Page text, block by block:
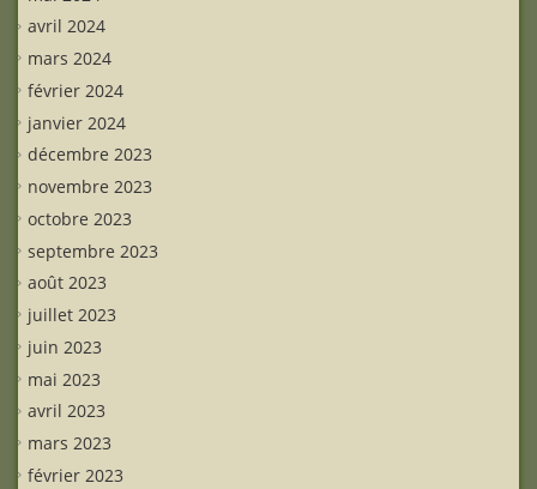
avril 2024
mars 2024
février 2024
janvier 2024
décembre 2023
novembre 2023
octobre 2023
septembre 2023
août 2023
juillet 2023
juin 2023
mai 2023
avril 2023
mars 2023
février 2023